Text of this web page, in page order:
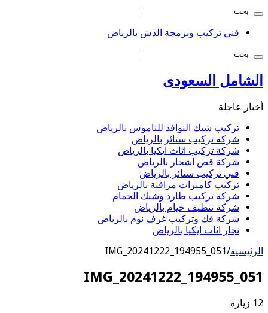
فني تركيب وبرمجة الدش بالرياض
الشامل السعودى
أخبار عاجلة
تركيب شبك النوافذ للناموس بالرياض
شركة تركيب ستائر بالرياض
شركة تركيب اثاث ايكيا بالرياض
شركة قص اشجار بالرياض
فني تركيب ستائر بالرياض
تركيب كاميرات مراقبة بالرياض
شركة تركيب طارد وشبك الحمام
شركة تنظيف خيام بالرياض
شركة فك وتركيب غرف نوم بالرياض
نجار اثاث ايكيا بالرياض
الرئيسية/
IMG_20241222_194955_051
IMG_20241222_194955_051
12 زيارة